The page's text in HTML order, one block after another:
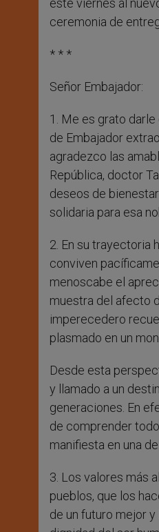
este viernes al
ceremonia de
* * *
Señor Embajador:
1. Me es grato
de Embajador
agradezco las
República, doctor
deseos de
solidaria para esa
2. En su trayectoria
conviven
menoscabe el
muestra del afecto
imperecedero
plasmado en un
Desde esta
y llamado a un
generaciones. En
de comprender
manifiesta en una
3. Los valores más
pueblos, que los
de un futuro mejor